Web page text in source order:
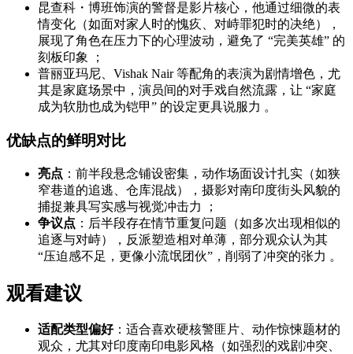
昆查科・博班饰演的警督是影片核心，他通过细微的表
情变化（如面对家人时的愧疚、对峙罪犯时的决绝），
展现了角色在压力下的心理波动，避免了 “完美英雄” 的
刻板印象 ；
普丽亚玛尼、Vishak Nair 等配角的表演为剧情增色，尤
其是家庭场景中，演员间的对手戏自然流露，让 “家庭
成为软肋也成为铠甲” 的设定更具说服力 。
优缺点的鲜明对比
亮点 ：前半段悬念铺设密集，动作场面设计扎实（如狭
窄巷道的追逃、仓库混战），摄影对南印度街头风貌的
捕捉兼具写实感与视觉冲击力 ；
争议点 ：后半段存在情节重复问题（如多次出现相似的
追逐与对峙），反派塑造相对单薄，部分观众认为其
“压迫感不足，更像小流氓团伙”，削弱了冲突的张力 。
观看建议
适配类型偏好：适合喜欢硬核警匪片、动作惊悚题材的
观众，尤其对印度南印电影风格（如强烈的戏剧冲突、